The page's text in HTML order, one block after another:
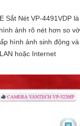
Sắt Nét VP-4491VDP
ảnh rõ nét hơn so
hình ảnh sinh động
hoặc Internet